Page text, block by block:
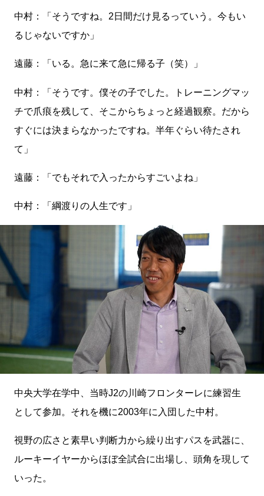
中村：「そうですね。2日間だけ見るっていう。今もい
るじゃないですか」
遠藤：「いる。急に来て急に帰る子（笑）」
中村：「そうです。僕その子でした。トレーニングマッ
チで爪痕を残して、そこからちょっと経過観察。だから
すぐには決まらなかったですね。半年ぐらい待たされ
て」
遠藤：「でもそれで入ったからすごいよね」
中村：「綱渡りの人生です」
中央大学在学中、当時J2の川崎フロンターレに練習生
として参加。それを機に2003年に入団した中村。
視野の広さと素早い判断力から繰り出すパスを武器に、
ルーキーイヤーからほぼ全試合に出場し、頭角を現して
いった。